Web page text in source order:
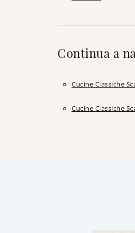
Continua a
Cucine Classiche
Cucine Classiche